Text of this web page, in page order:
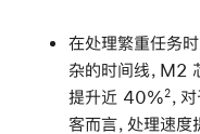
在处理繁重任务
杂的时间线，
提升近 40% 2，
客而言，处理速